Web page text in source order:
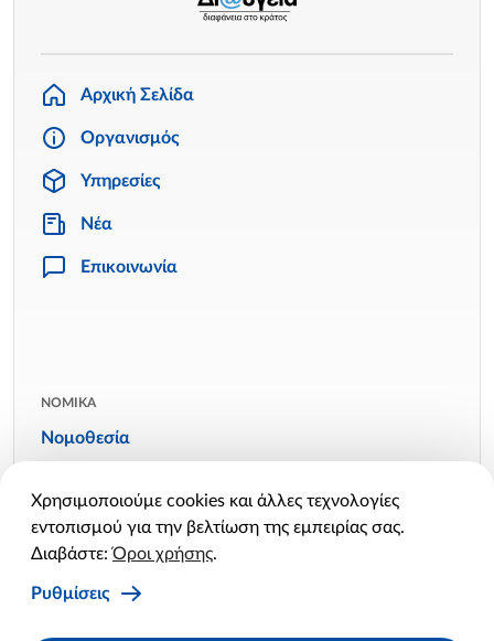
Αρχική Σελίδα
Οργανισμός
Υπηρεσίες
Νέα
Επικοινωνία
ΝΟΜΙΚΑ
Νομοθεσία
Πολιτική απορρήτου
Πολιτική cookies
Χρησιμοποιούμε cookies και άλλες τεχνολογίες
εντοπισμού για την βελτίωση της εμπειρίας σας.
Διαβάστε:Όροι χρήσης.
Ρυθμίσεις